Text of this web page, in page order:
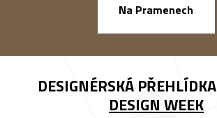
Na Pramenech
DESIGNÉRSKÁ PŘEHLÍDKA
DESIGN WEEK